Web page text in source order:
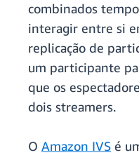
combinados
interagir entre si
replicação de
um participante
que os
dois streamers.
O Amazon IVS é